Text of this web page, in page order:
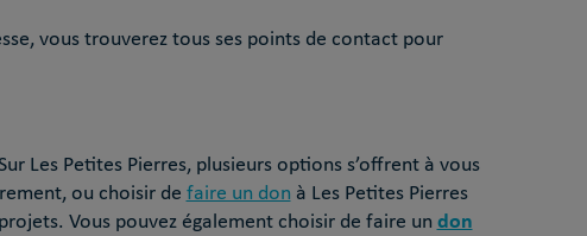
vous trouverez tous ses points de contact pour
Les Petites Pierres, plusieurs options s’offrent à vous
ou choisir de faire un don à Les Petites Pierres
Vous pouvez également choisir de faire un don